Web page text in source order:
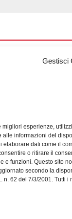
Gestisci
migliori esperienze,
alle informazioni del
elaborare dati come il
o ritirare il
e funzioni. Questo sito
secondo la
n. 62 del 7/3/2001. Tutti